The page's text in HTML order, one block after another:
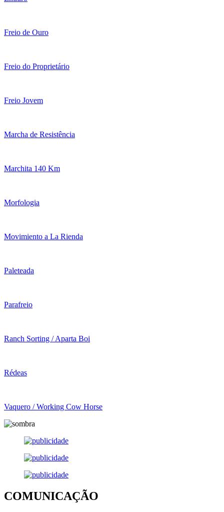
Freio de Ouro
Freio do Proprietário
Freio Jovem
Marcha de Resistência
Marchita 140 Km
Morfologia
Movimiento a La Rienda
Paleteada
Parafreio
Ranch Sorting / Aparta Boi
Rédeas
Vaquero / Working Cow Horse
COMUNICAÇÃO